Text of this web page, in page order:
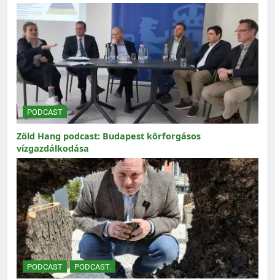
PODCAST
Zöld Hang podcast: Budapest körforgásos
vízgazdálkodása
PODCAST PODCAST.